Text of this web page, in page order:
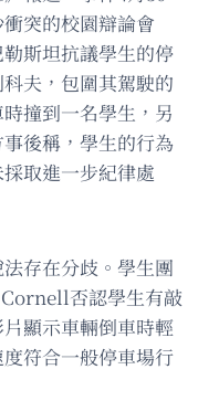
突的校園辯論會
斯坦抗議學生的停
夫，包圍其駕駛的
撞到一名學生，另
後稱，學生的行為
取進一步紀律處
存在分歧。學生團
否認學生有敲
顯示車輛倒車時輕
符合一般停車場行